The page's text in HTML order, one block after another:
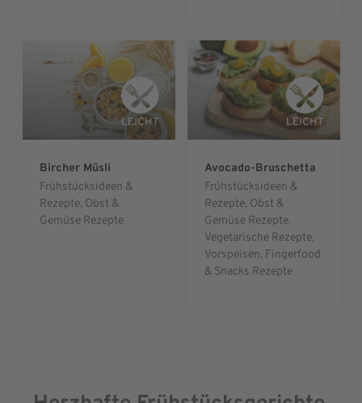
Bircher Müsli
Frühstücksideen &
Rezepte, Obst &
Gemüse Rezepte
Avocado-Bruschetta
Frühstücksideen &
Rezepte, Obst &
Gemüse Rezepte,
Vegetarische Rezepte,
Vorspeisen, Fingerfood
& Snacks Rezepte